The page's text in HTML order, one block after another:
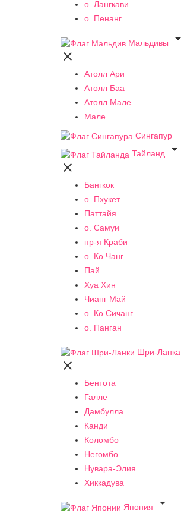
о. Лангкави
о. Пенанг
Мальдивы


Атолл Ари
Атолл Баа
Атолл Мале
Мале
Сингапур
Тайланд


Бангкок
о. Пхукет
Паттайя
о. Самуи
пр-я Краби
о. Ко Чанг
Пай
Хуа Хин
Чианг Май
о. Ко Сичанг
о. Панган
Шри-Ланка

Бентота
Галле
Дамбулла
Канди
Коломбо
Негомбо
Нувара-Элия
Хиккадува
Япония
